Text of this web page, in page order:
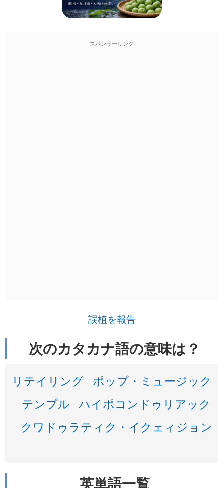
スポンサーリンク
誤植を報告
次のカタカナ語の意味は？
リテイリング ポップ・ミュージック
テンプル ハイポコンドゥリアック
クワドゥラティク・イクェィジョン
英単語一覧